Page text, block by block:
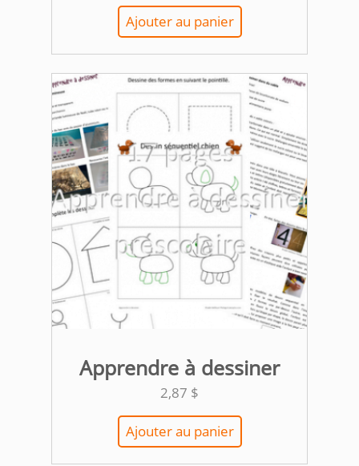
Ajouter au panier
Apprendre à dessiner
2,87 $
Ajouter au panier